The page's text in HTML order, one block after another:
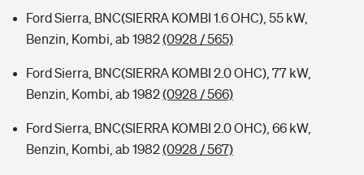
Ford Sierra, BNC(SIERRA KOMBI 1.6 OHC), 55 kW,
Benzin, Kombi, ab 1982(0928 / 565)
Ford Sierra, BNC(SIERRA KOMBI 2.0 OHC), 77 kW,
Benzin, Kombi, ab 1982(0928 / 566)
Ford Sierra, BNC(SIERRA KOMBI 2.0 OHC), 66 kW,
Benzin, Kombi, ab 1982(0928 / 567)